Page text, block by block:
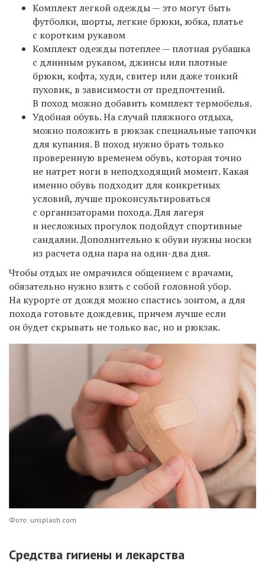
Комплект легкой одежды — это могут быть
футболки, шорты, легкие брюки, юбка, платье
с коротким рукавом
Комплект одежды потеплее — плотная рубашка
с длинным рукавом, джинсы или плотные
брюки, кофта, худи, свитер или даже тонкий
пуховик, в зависимости от предпочтений.
В поход можно добавить комплект термобелья.
Удобная обувь. На случай пляжного отдыха,
можно положить в рюкзак специальные тапочки
для купания. В поход нужно брать только
проверенную временем обувь, которая точно
не натрет ноги в неподходящий момент. Какая
именно обувь подходит для конкретных
условий, лучше проконсультироваться
с организаторами похода. Для лагеря
и несложных прогулок подойдут спортивные
сандалии. Дополнительно к обуви нужны носки
из расчета одна пара на один-два дня.
Чтобы отдых не омрачился общением с врачами,
обязательно нужно взять с собой головной убор.
На курорте от дождя можно спастись зонтом, а для
похода готовьте дождевик, причем лучше если
он будет скрывать не только вас, но и рюкзак.
Фото: unsplash.com
Средства гигиены и лекарства